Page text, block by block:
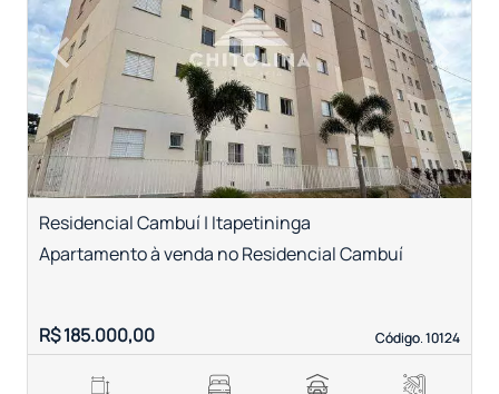
‹Previous ›
Next
Residencial Cambuí | Itapetininga
Código. 10124
Código. 10124
Apartamento à venda no Residencial Cambuí
R$ 185.000,00